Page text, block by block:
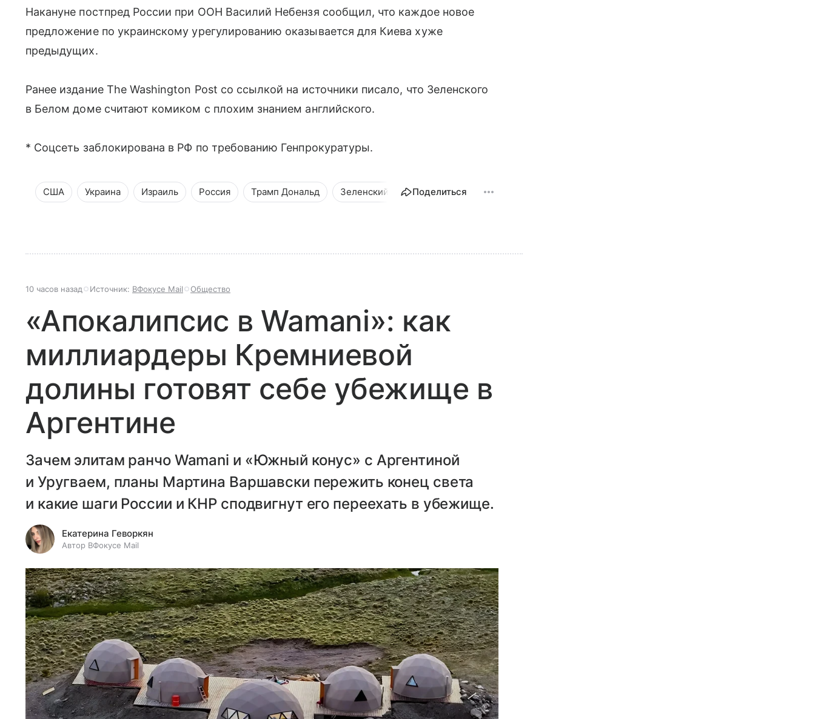
Накануне постпред России при ООН Василий Небензя сообщил, что каждое новое
предложение по украинскому урегулированию оказывается для Киева хуже
предыдущих.
Ранее издание The Washington Post со ссылкой на источники писало, что Зеленского
в Белом доме считают комиком с плохим знанием английского.
* Соцсеть заблокирована в РФ по требованию Генпрокуратуры.
США Украина Израиль Россия Трамп Дональд Зеленский Владимир Новости
Поделиться
10 часов назад Источник: ВФокусе Mail Общество
«Апокалипсис в Wamani»: как
миллиардеры Кремниевой
долины готовят себе убежище в
Аргентине
Зачем элитам ранчо Wamani и «Южный конус» с Аргентиной
и Уругваем, планы Мартина Варшавски пережить конец света
и какие шаги России и КНР сподвигнут его переехать в убежище.
Екатерина Геворкян
Автор ВФокусе Mail